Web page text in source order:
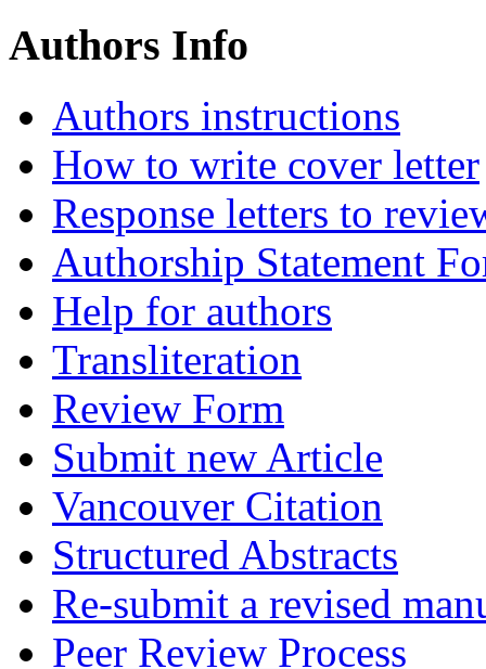
Authors Info
Authors instructions
How to write cover letter
Response letters to
Authorship Statement
Help for authors
Transliteration
Review Form
Submit new Article
Vancouver Citation
Structured Abstracts
Re-submit a revised
Peer Review Process